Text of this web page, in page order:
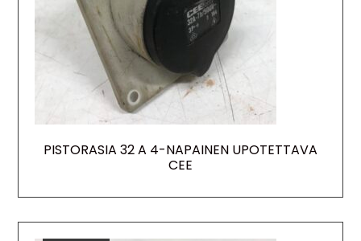
PISTORASIA 32 A 4-NAPAINEN UPOTETTAVA
CEE